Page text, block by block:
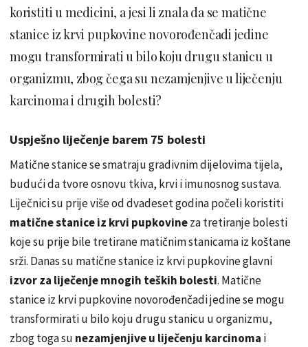
koristiti u medicini, a jesi li znala da se matične
stanice iz krvi pupkovine novorođenčadi jedine
mogu transformirati u bilo koju drugu stanicu u
organizmu, zbog čega su nezamjenjive u liječenju
karcinoma i drugih bolesti?
Uspješno liječenje barem 75 bolesti
Matične stanice se smatraju gradivnim dijelovima tijela,
budući da tvore osnovu tkiva, krvi i imunosnog sustava.
Liječnici su prije više od dvadeset godina počeli koristiti
matične stanice iz krvi pupkovineza tretiranje bolesti
koje su prije bile tretirane matičnim stanicama iz koštane
srži. Danas su matične stanice iz krvi pupkovine glavni
izvor za liječenje mnogih teških bolesti. Matične
stanice iz krvi pupkovine novorođenčadi jedine se mogu
transformirati u bilo koju drugu stanicu u organizmu,
zbog toga su nezamjenjive u liječenju karcinoma i